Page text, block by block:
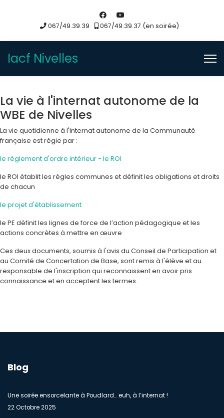
067/49.39.39 067/49.39.37 (en soirée)
Iacf Nivelles
La vie à l'internat autonome de la
WBE de Nivelles
La vie quotidienne à l'Internat autonome de la Communauté
française est régie par :
le règlement d'ordre intérieur - le ROI
le ROI établit les règles communes et définit les obligations et droits
de chacun
le projet d'établissement
le PE définit les lignes de force de l’action pédagogique et les
actions concrètes à mettre en œuvre
Ces deux documents, soumis à l'avis du Conseil de Participation et
au Comité de Concertation de Base, sont remis à l'élève et au
responsable de l'inscription qui reconnaissent en avoir pris
connaissance et en acceptent les termes.
Blog
Une soirée ensorcelante à Poudlard… euh, à l’internat !
22 Octobre 2025